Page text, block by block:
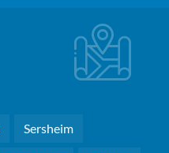
Sersheim